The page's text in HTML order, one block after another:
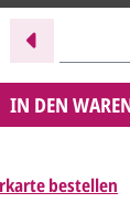
IN DEN
bestellen